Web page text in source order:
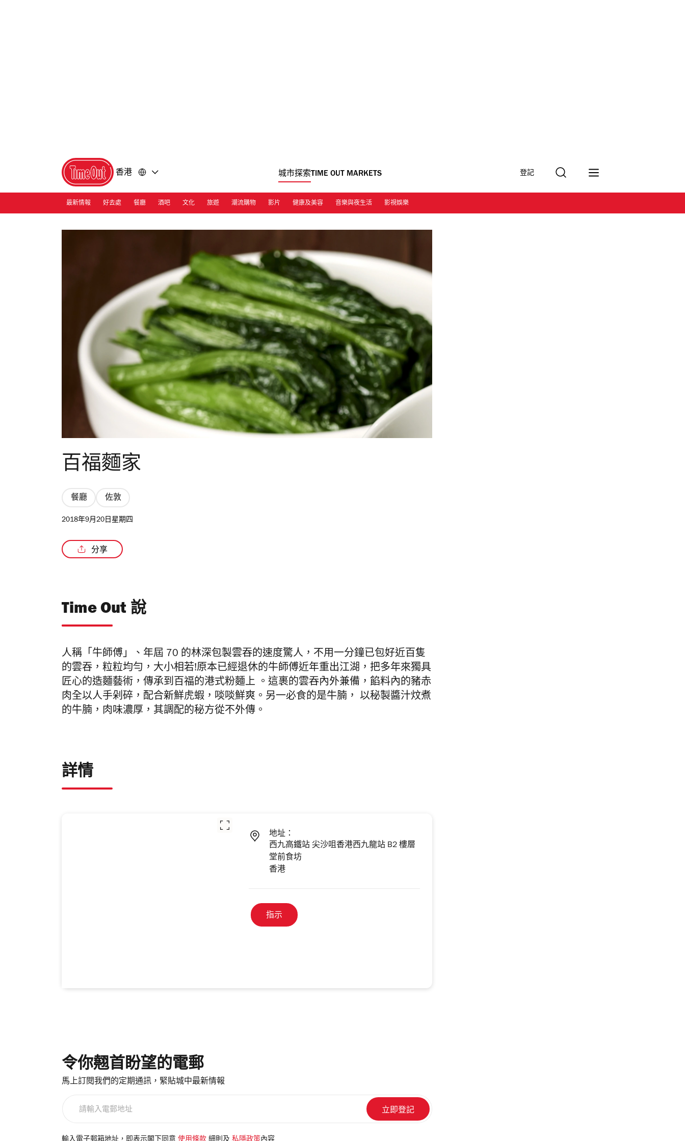
香港 城市探索TIME OUT MARKETS 登記
最新情報 好去處 餐廳 酒吧 文化 旅遊 潮流購物 影片 健康及美容 音樂與夜生活 影視娛樂
百福麵家
餐廳 佐敦
2018年9月20日星期四
分享
Time Out 說
人稱「牛師傅」、年屆 70 的林深包製雲吞的速度驚人，不用一分鐘已包好近百隻
的雲吞，粒粒均勻，大小相若!原本已經退休的牛師傅近年重出江湖，把多年來獨具
匠心的造麵藝術，傳承到百福的港式粉麵上 。這裹的雲吞內外兼備，餡料內的豬赤
肉全以人手剁碎，配合新鮮虎蝦，啖啖鮮爽。另一必食的是牛腩， 以秘製醬汁炆煮
的牛腩，肉味濃厚，其調配的秘方從不外傳。
詳情
地址：
西九高鐵站 尖沙咀香港西九龍站 B2 樓層
堂前食坊
香港
指示
令你翹首盼望的電郵
馬上訂閱我們的定期通訊，緊貼城中最新情報
電